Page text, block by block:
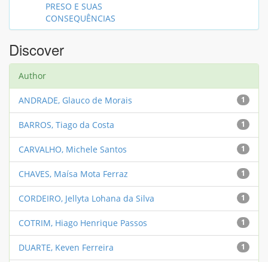
PRESO E SUAS
CONSEQUÊNCIAS
Discover
Author
1
ANDRADE, Glauco de Morais
1
BARROS, Tiago da Costa
1
CARVALHO, Michele Santos
1
CHAVES, Maísa Mota Ferraz
1
CORDEIRO, Jellyta Lohana da Silva
1
COTRIM, Hiago Henrique Passos
1
DUARTE, Keven Ferreira